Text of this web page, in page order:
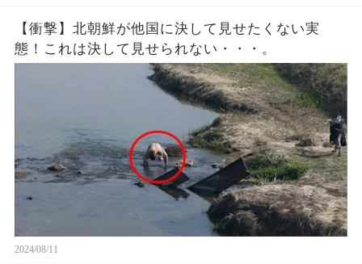
【衝撃】北朝鮮が他国に決して見せたくない実
態！これは決して見せられない・・・。
2024/08/11